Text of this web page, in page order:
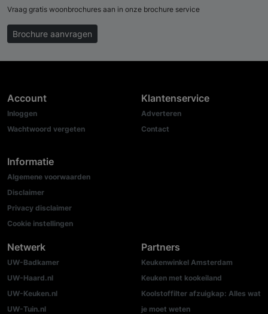
Vraag gratis woonbrochures aan in onze brochure service
Brochure aanvragen
Account
Inloggen
Wachtwoord vergeten
Informatie
Algemene voorwaarden
Disclaimer
Privacy disclaimer
Cookie instellingen
Klantenservice
Adverteren
Contact
Netwerk
UW-Badkamer
UW-Haard.nl
UW-Keuken.nl
UW-Tuin.nl
Partners
Keukenwinkel Amsterdam
Keuken met kookeiland
Koolstoffilter afzuigkap: Alles wat
je moet weten